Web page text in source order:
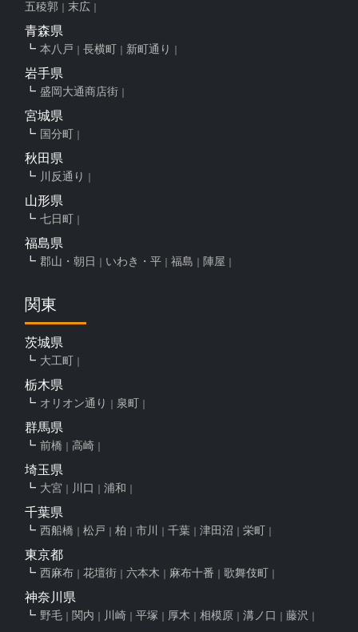
五稜郭 末広
青森県
本八戸 長横町 新町通り
岩手県
盛岡大通商店街
宮城県
国分町
秋田県
川反通り
山形県
七日町
福島県
郡山・朝日 いわき・平 福島 陣屋
関東
茨城県
大工町
栃木県
オリオン通り 泉町
群馬県
前橋 高崎
埼玉県
大宮 川口 浦和
千葉県
西船橋 松戸 柏 市川 千葉 津田沼 栄町
東京都
西麻布 花壇街 六本木 麻布十番 歌舞伎町
神奈川県
野毛 関内 川崎 平塚 厚木 相模原 溝ノ口 藤沢